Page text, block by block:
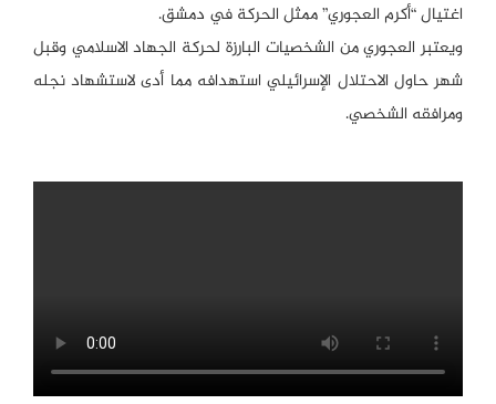
اغتيال “أكرم العجوري” ممثل الحركة في دمشق.
ويعتبر العجوري من الشخصيات البارزة لحركة الجهاد الاسلامي وقبل
شهر حاول الاحتلال الإسرائيلي استهدافه مما أدى لاستشهاد نجله
ومرافقه الشخصي.